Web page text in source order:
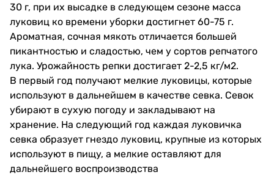
30 г, при их высадке в следующем сезоне масса
луковиц ко времени уборки достигнет 60-75 г.
Ароматная, сочная мякоть отличается большей
пикантностью и сладостью, чем у сортов репчатого
лука. Урожайность репки достигает 2-2,5 кг/м2.
В первый год получают мелкие луковицы, которые
используют в дальнейшем в качестве севка. Севок
убирают в сухую погоду и закладывают на
хранение. На следующий год каждая луковичка
севка образует гнездо луковиц, крупные из которых
используют в пищу, а мелкие оставляют для
дальнейшего воспроизводства